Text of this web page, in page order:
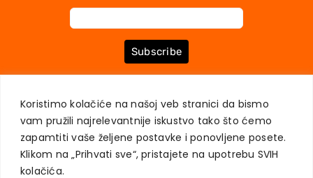
Koristimo kolačiće na našoj veb stranici da bismo
vam pružili najrelevantnije iskustvo tako što ćemo
zapamtiti vaše željene postavke i ponovljene posete.
Klikom na „Prihvati sve“, pristajete na upotrebu SVIH
kolačića.
Subscribe
USER PRIVACY PROTECTION